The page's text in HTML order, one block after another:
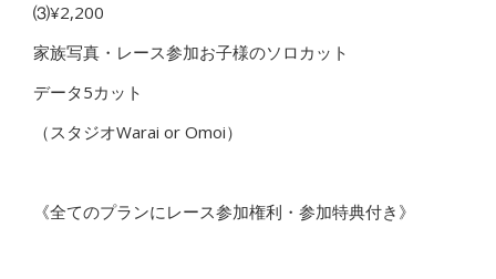
⑶¥2,200
家族写真・レース参加お子様のソロカット
データ5カット
（スタジオWarai or Omoi）
《全てのプランにレース参加権利・参加特典付き》